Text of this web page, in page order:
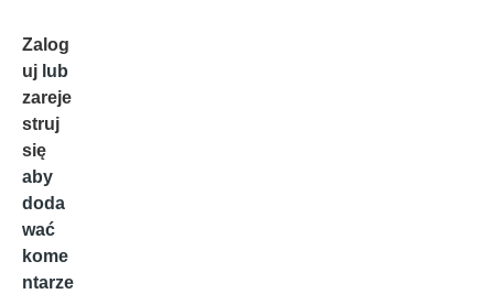
Zalog
uj lub
zareje
struj
się
aby
doda
wać
kome
ntarze